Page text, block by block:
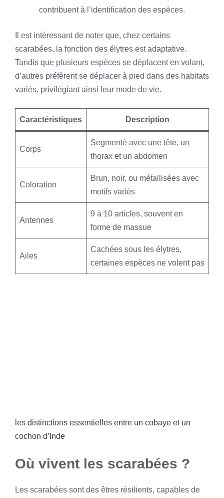
contribuent à l’identification des espèces.
Il est intéressant de noter que, chez certains
scarabées, la fonction des élytres est adaptative.
Tandis que plusieurs espèces se déplacent en volant,
d’autres préfèrent se déplacer à pied dans des habitats
variés, privilégiant ainsi leur mode de vie.
Caractéristiques Description
Corps
Segmenté avec une tête, un
thorax et un abdomen
Coloration
Brun, noir, ou métallisées avec
motifs variés
Antennes
9 à 10 articles, souvent en
forme de massue
Ailes
Cachées sous les élytres,
certaines espèces ne volent pas
les distinctions essentielles entre un cobaye et un
cochon d’Inde
Où vivent les scarabées ?
Les scarabées sont des êtres résilients, capables de